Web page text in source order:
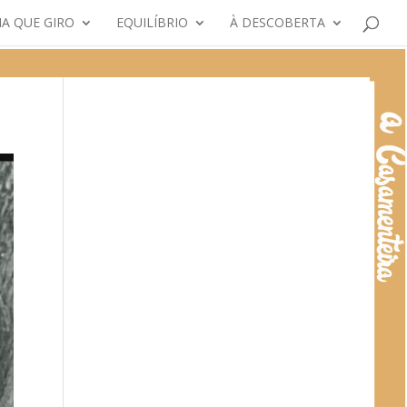
QUE GIRO EQUILÍBRIO À DESCOBERTA